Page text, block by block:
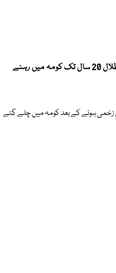
سعودی شہزادہ ولید بن خالد بن طلال 20 سال تک کومہ میں رہنے
زخمی ہونے کے بعد کومہ میں چلے گئے